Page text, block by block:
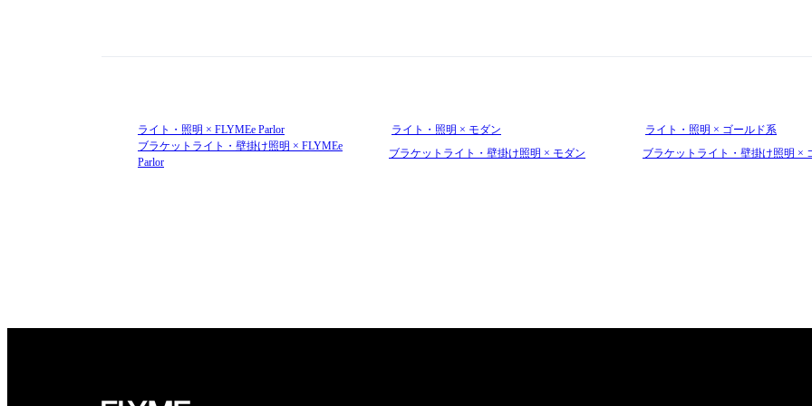
ライト・照明 × FLYMEe Parlor ライト・照明 × モダン
ライト・照明 × ゴールド系
ブラケットライト・壁掛け照明 × FLYMEe
Parlor
ブラケットライト・壁掛け照明 × モダン ブラケットライト・壁掛け照明 ×